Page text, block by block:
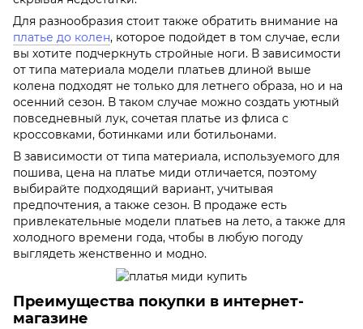
Для разнообразия стоит также обратить внимание на
платье до колен, которое подойдет в том случае, если
вы хотите подчеркнуть стройные ноги. В зависимости
от типа материала модели платьев длиной выше
колена подходят не только для летнего образа, но и на
осенний сезон. В таком случае можно создать уютный
повседневный лук, сочетая платье из флиса с
кроссовками, ботинками или ботильонами.
В зависимости от типа материала, используемого для
пошива, цена на платье миди отличается, поэтому
выбирайте подходящий вариант, учитывая
предпочтения, а также сезон. В продаже есть
привлекательные модели платьев на лето, а также для
холодного времени года, чтобы в любую погоду
выглядеть женственно и модно.
Преимущества покупки в интернет-
магазине